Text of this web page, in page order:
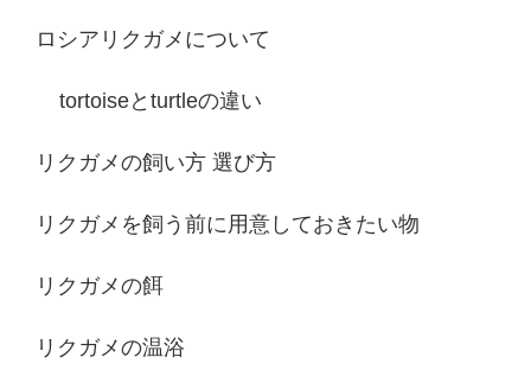
ロシアリクガメについて
tortoiseとturtleの違い
リクガメの飼い方 選び方
リクガメを飼う前に用意しておきたい物
リクガメの餌
リクガメの温浴